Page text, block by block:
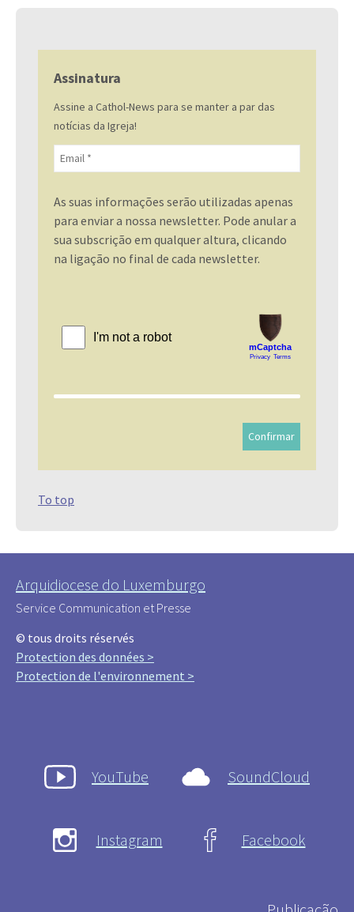
Assinatura
Assine a Cathol-News para se manter a par das
notícias da Igreja!
As suas informações serão utilizadas apenas
para enviar a nossa newsletter. Pode anular a
sua subscrição em qualquer altura, clicando
na ligação no final de cada newsletter.
To top
Arquidiocese do Luxemburgo
Service Communication et Presse
© tous droits réservés
Protection des données >
Protection de l'environnement >
YouTube SoundCloud
Instagram Facebook